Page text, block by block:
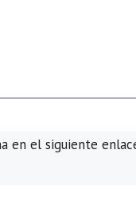
en el siguiente